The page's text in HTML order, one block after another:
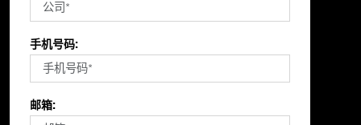
手机号码:
邮箱: